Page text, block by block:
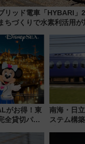
リッド電車「HYBARI」
づくりで水素利活用が
がお得！東
全貸切パー
夏の国内
南海・日
ステム構